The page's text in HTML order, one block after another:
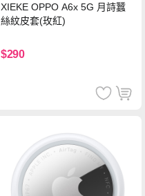
XIEKE OPPO A6x 5G 月詩蠶
絲紋皮套(玫紅)
$290